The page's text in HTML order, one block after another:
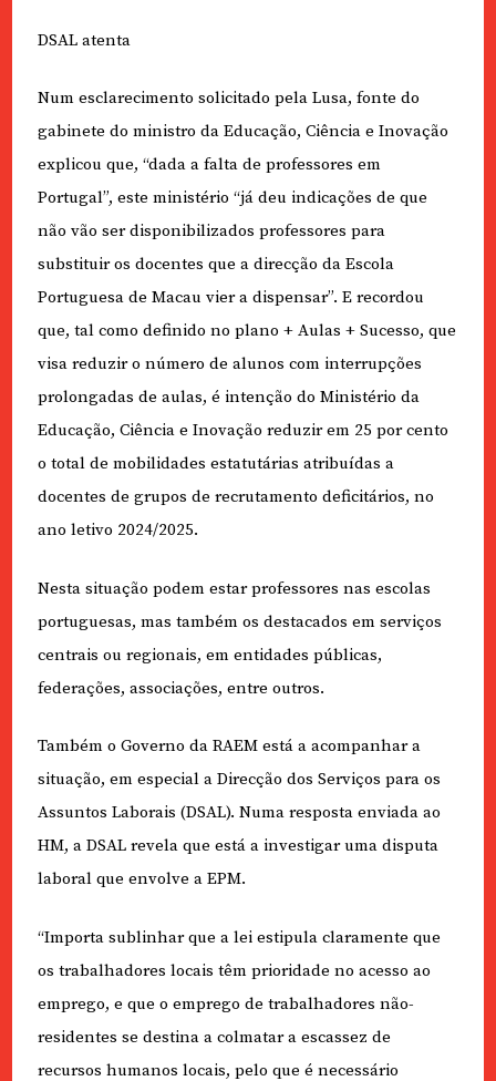
DSAL atenta
Num esclarecimento solicitado pela Lusa, fonte do
gabinete do ministro da Educação, Ciência e Inovação
explicou que, “dada a falta de professores em
Portugal”, este ministério “já deu indicações de que
não vão ser disponibilizados professores para
substituir os docentes que a direcção da Escola
Portuguesa de Macau vier a dispensar”. E recordou
que, tal como definido no plano + Aulas + Sucesso, que
visa reduzir o número de alunos com interrupções
prolongadas de aulas, é intenção do Ministério da
Educação, Ciência e Inovação reduzir em 25 por cento
o total de mobilidades estatutárias atribuídas a
docentes de grupos de recrutamento deficitários, no
ano letivo 2024/2025.
Nesta situação podem estar professores nas escolas
portuguesas, mas também os destacados em serviços
centrais ou regionais, em entidades públicas,
federações, associações, entre outros.
Também o Governo da RAEM está a acompanhar a
situação, em especial a Direcção dos Serviços para os
Assuntos Laborais (DSAL). Numa resposta enviada ao
HM, a DSAL revela que está a investigar uma disputa
laboral que envolve a EPM.
“Importa sublinhar que a lei estipula claramente que
os trabalhadores locais têm prioridade no acesso ao
emprego, e que o emprego de trabalhadores não-
residentes se destina a colmatar a escassez de
recursos humanos locais, pelo que é necessário